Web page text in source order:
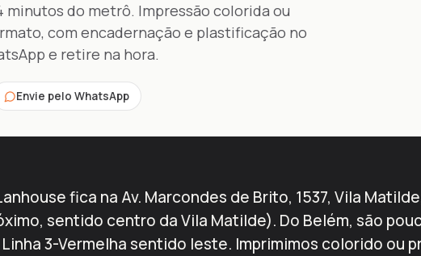
minutos do metrô. Impressão colorida ou
com encadernação e plastificação no
e retire na hora.
Envie pelo WhatsApp
fica na Av. Marcondes de Brito, 1537, Vila
sentido centro da Vila Matilde). Do Belém, são
3-Vermelha sentido leste. Imprimimos colorido ou